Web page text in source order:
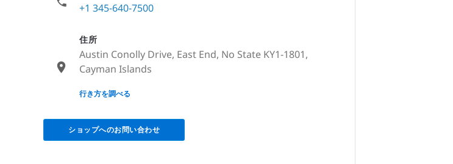
+1 345-640-7500
住所
Austin Conolly Drive, East End, No State KY1-1801,
Cayman Islands
None
行き方を調べる
ショップへのお問い合わせ